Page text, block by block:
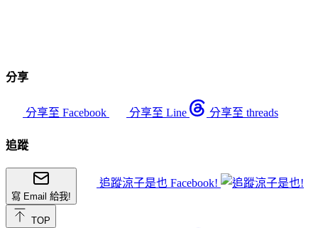
分享
分享至 Facebook 分享至 Line 分享至 threads
追蹤
寫 Email 給我!
追蹤涼子是也 Facebook!
TOP